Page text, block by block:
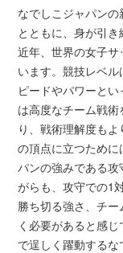
なでしこジャパン
とともに、身が引き
近年、世界の女子
います。競技レベ
ピードやパワーと
は高度なチーム戦
り、戦術理解度も
の頂点に立つため
パンの強みである
がらも、攻守での1
勝ち切る強さ、チ
く必要があると感
で逞しく躍動するな